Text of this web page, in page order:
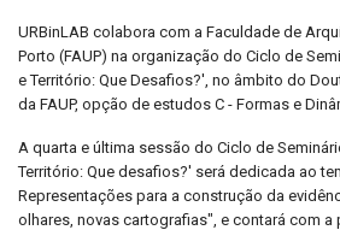
URBinLAB colabora com a Faculdade de
Porto (FAUP) na organização do Ciclo de
e Território: Que Desafios?', no âmbito do
da FAUP, opção de estudos C - Formas e
A quarta e última sessão do Ciclo de
Território: Que desafios?' será dedicada ao
Representações para a construção da
olhares, novas cartografias", e contará com a